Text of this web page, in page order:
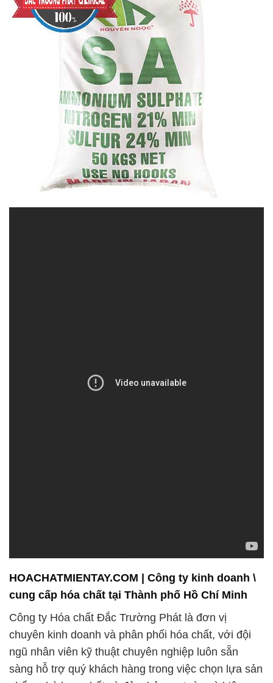
HOACHATMIENTAY.COM | Công ty kinh doanh \
cung cấp hóa chất tại Thành phố Hồ Chí Minh
Công ty Hóa chất Đắc Trường Phát là đơn vị
chuyên kinh doanh và phân phối hóa chất, với đội
ngũ nhân viên kỹ thuật chuyên nghiệp luôn sẵn
sàng hỗ trợ quý khách hàng trong việc chọn lựa sản